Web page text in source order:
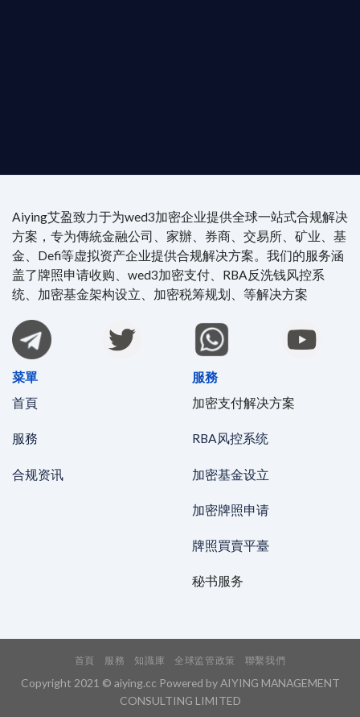
Aiying艾盈致力于为wed3加密企业提供全球一站式合规解决
方案，专为傳統金融公司、家辦、券商、交易所、矿业、基
金、Defi等虚拟资产企业提供合规解决方案。我们的服务涵
盖了牌照申请收购、wed3加密支付、RBA反洗钱风控系
统、加密基金架构设立、加密税筹规划、等解决方案
菜單
首頁
服務
合规资讯
服務
加密支付解决方案
RBA风控系统
加密基金设立
加密牌照申请
牌照買賣平臺
秘书服务
首頁 服務 知識庫 全球监管政策 聯繫我們
Copyright 2021 © aiying.cc Powered by AIYING MANAGEMENT
CONSULTING LIMITED